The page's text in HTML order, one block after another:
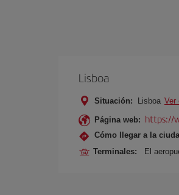
Lisboa
Situación: Lisboa Ver
Página web: https://
Cómo llegar a la
Terminales: El